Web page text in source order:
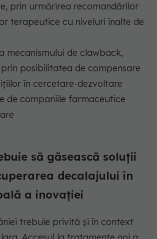
prin urmărirea recomandărilor
terapeutice cu niveluri înalte de
mecanismului de clawback,
posibilitatea de compensare
în cercetare-dezvoltare
de companiile farmaceutice
să găsească soluții
decalajului în
a inovației
trebuie privită și în context